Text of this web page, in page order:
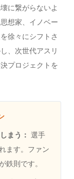
に繋がらないよ
想家、イノベー
徐々にシフトさ
、次世代アスリ
プロジェクトを
まう： 選手
ます。ファン
鉄則です。